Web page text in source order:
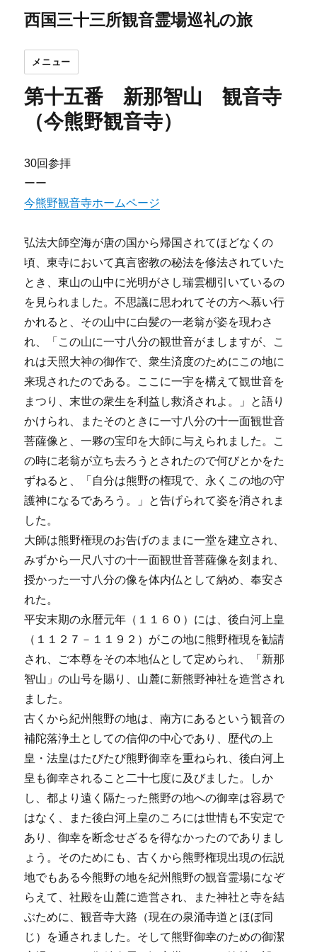
西国三十三所観音霊場巡礼の旅
メニュー
第十五番 新那智山 観音寺
（今熊野観音寺）
30回参拝
ーー
今熊野観音寺ホームページ
弘法大師空海が唐の国から帰国されてほどなくの
頃、東寺において真言密教の秘法を修法されていた
とき、東山の山中に光明がさし瑞雲棚引いているの
を見られました。不思議に思われてその方へ慕い行
かれると、その山中に白髪の一老翁が姿を現わさ
れ、「この山に一寸八分の観世音がましますが、こ
れは天照大神の御作で、衆生済度のためにこの地に
来現されたのである。ここに一宇を構えて観世音を
まつり、末世の衆生を利益し救済されよ。」と語り
かけられ、またそのときに一寸八分の十一面観世音
菩薩像と、一夥の宝印を大師に与えられました。こ
の時に老翁が立ち去ろうとされたので何びとかをた
ずねると、「自分は熊野の権現で、永くこの地の守
護神になるであろう。」と告げられて姿を消されま
した。
大師は熊野権現のお告げのままに一堂を建立され、
みずから一尺八寸の十一面観世音菩薩像を刻まれ、
授かった一寸八分の像を体内仏として納め、奉安さ
れた。
平安末期の永暦元年（１１６０）には、後白河上皇
（１１２７－１１９２）がこの地に熊野権現を勧請
され、ご本尊をその本地仏として定められ、「新那
智山」の山号を賜り、山麓に新熊野神社を造営され
ました。
古くから紀州熊野の地は、南方にあるという観音の
補陀落浄土としての信仰の中心であり、歴代の上
皇・法皇はたびたび熊野御幸を重ねられ、後白河上
皇も御幸されること二十七度に及びました。しか
し、都より遠く隔たった熊野の地への御幸は容易で
はなく、また後白河上皇のころには世情も不安定で
あり、御幸を断念せざるを得なかったのでありまし
ょう。そのためにも、古くから熊野権現出現の伝説
地でもある今熊野の地を紀州熊野の観音霊場になぞ
らえて、社殿を山麓に造営され、また神社と寺を結
ぶために、観音寺大路（現在の泉涌寺道とほぼ同
じ）を通されました。そして熊野御幸のための御潔